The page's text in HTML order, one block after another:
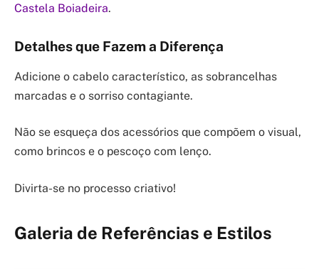
Castela Boiadeira.
Detalhes que Fazem a Diferença
Adicione o cabelo característico, as sobrancelhas
marcadas e o sorriso contagiante.
Não se esqueça dos acessórios que compõem o visual,
como brincos e o pescoço com lenço.
Divirta-se no processo criativo!
Galeria de Referências e Estilos